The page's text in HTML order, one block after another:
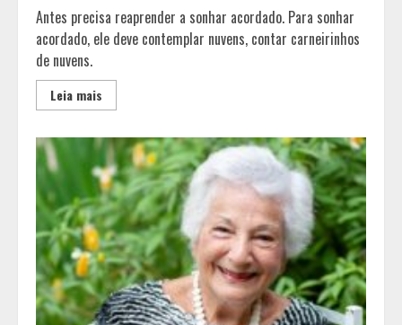
Antes precisa reaprender a sonhar acordado. Para sonhar
acordado, ele deve contemplar nuvens, contar carneirinhos
de nuvens.
Leia mais